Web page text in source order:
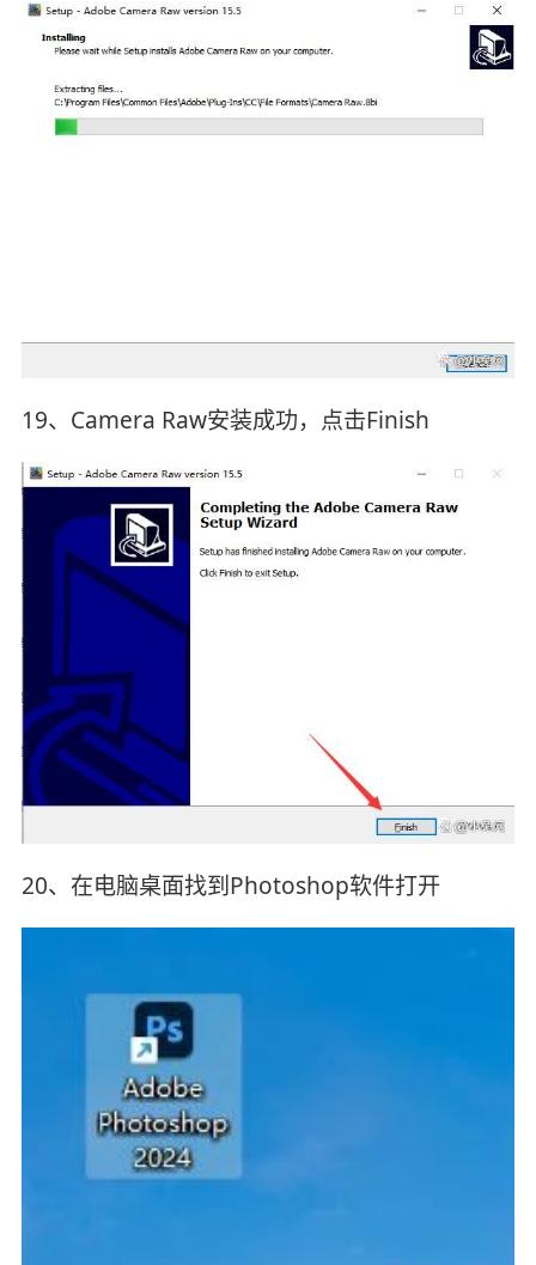
19、Camera Raw安装成功，点击Finish
20、在电脑桌面找到Photoshop软件打开